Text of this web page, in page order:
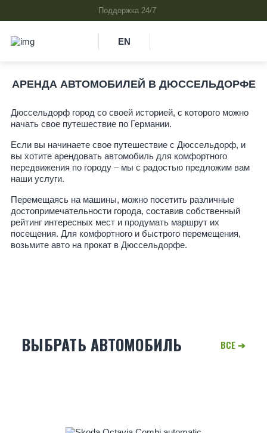
EN
АРЕНДА АВТОМОБИЛЕЙ В ДЮССЕЛЬДОРФЕ
Дюссельдорф город со своей историей, с которого можно
начать свое путешествие по Германии.
Если вы начинаете свое путешествие с Дюссельдорф, и
вы хотите арендовать автомобиль для комфортного
передвижения по городу – мы с радостью предложим вам
наши услуги.
Перемещаясь на машины, можно посетить различные
достопримечательности города, составив собственный
рейтинг интересных мест и продумать маршрут их
посещения. Для комфортного и быстрого перемещения,
возьмите авто на прокат в Дюссельдорфе.
ВЫБРАТЬ АВТОМОБИЛЬ